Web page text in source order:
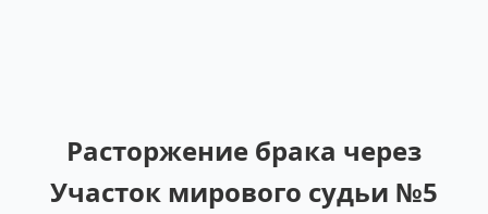
Расторжение брака через
Участок мирового судьи №5